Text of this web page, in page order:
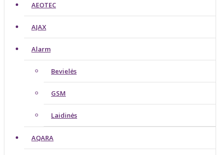
AEOTEC
AJAX
Alarm
Bevielės
GSM
Laidinės
AQARA